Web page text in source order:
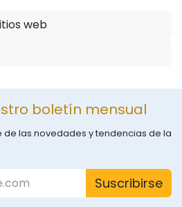
web
boletín mensual
las novedades y tendencias de la
Suscribirse